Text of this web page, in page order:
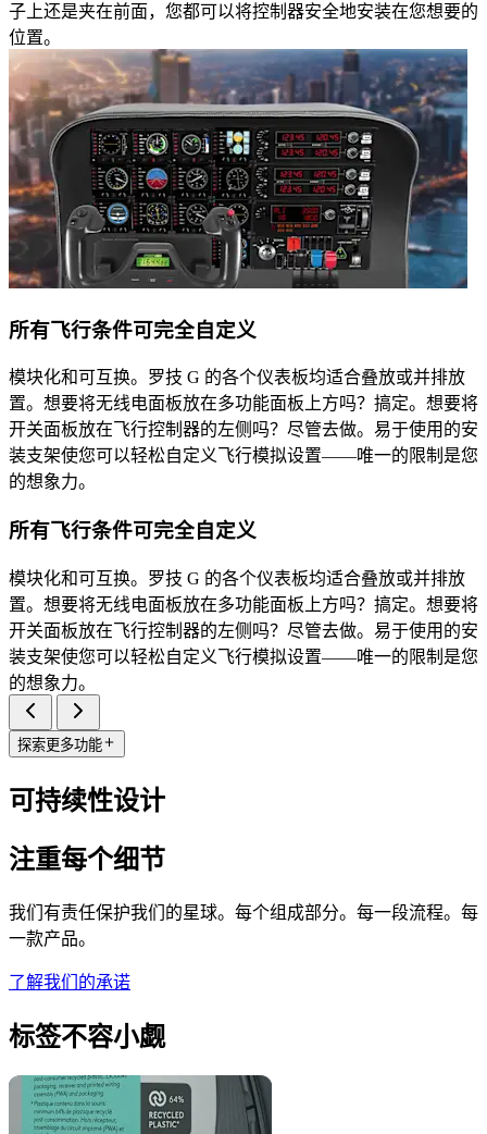
子上还是夹在前面，您都可以将控制器安全地安装在您想要的
位置。
所有飞行条件可完全自定义
模块化和可互换。罗技 G 的各个仪表板均适合叠放或并排放
置。想要将无线电面板放在多功能面板上方吗？搞定。想要将
开关面板放在飞行控制器的左侧吗？尽管去做。易于使用的安
装支架使您可以轻松自定义飞行模拟设置——唯一的限制是您
的想象力。
所有飞行条件可完全自定义
模块化和可互换。罗技 G 的各个仪表板均适合叠放或并排放
置。想要将无线电面板放在多功能面板上方吗？搞定。想要将
开关面板放在飞行控制器的左侧吗？尽管去做。易于使用的安
装支架使您可以轻松自定义飞行模拟设置——唯一的限制是您
的想象力。
探索更多功能
可持续性设计
注重每个细节
我们有责任保护我们的星球。每个组成部分。每一段流程。每
一款产品。
了解我们的承诺
标签不容小觑